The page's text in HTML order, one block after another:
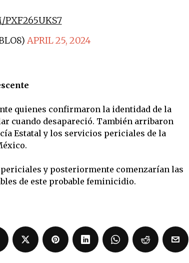
PXF265UKS7
APRIL 25, 2024
quienes confirmaron la identidad de la
cuando desapareció. También arribaron
Estatal y los servicios periciales de la
y posteriormente comenzarían las
de este probable feminicidio.